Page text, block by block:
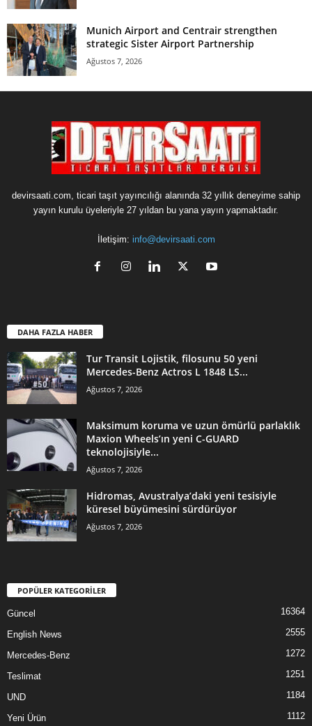
Munich Airport and Centrair strengthen
strategic Sister Airport Partnership
Ağustos 7, 2026
devirsaati.com, ticari taşıt yayıncılığı alanında 32 yıllık deneyime sahip
yayın kurulu üyeleriyle 27 yıldan bu yana yayın yapmaktadır.
İletişim: info@devirsaati.com
DAHA FAZLA HABER
Tur Transit Lojistik, filosunu 50 yeni
Mercedes-Benz Actros L 1848 LS...
Ağustos 7, 2026
Maksimum koruma ve uzun ömürlü parlaklık
Maxion Wheels’ın yeni C-GUARD
teknolojisiyle...
Ağustos 7, 2026
Hidromas, Avustralya’daki yeni tesisiyle
küresel büyümesini sürdürüyor
Ağustos 7, 2026
POPÜLER KATEGORİLER
Güncel 16364
English News 2555
Mercedes-Benz 1272
Teslimat 1251
UND 1184
Yeni Ürün 1112